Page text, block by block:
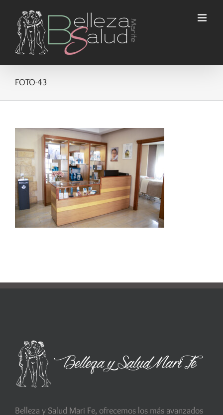
contenido
FOTO-43
Belleza y Salud Mari Fe, ofrecemos los más avanzados